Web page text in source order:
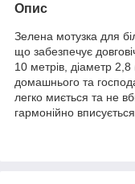
Опис
Зелена мотузка для
що забезпечує
10 метрів, діаметр
домашнього та
легко миється та не
гармонійно